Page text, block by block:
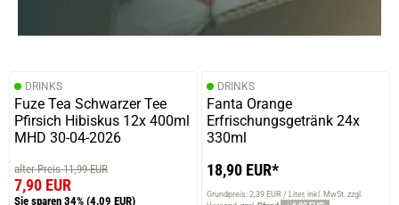
DRINKS
Fuze Tea Schwarzer Tee
Pfirsich Hibiskus 12x 400ml
MHD 30-04-2026
alter Preis 11,99 EUR
7,90 EUR
Sie sparen 34% (4,09 EUR)
DRINKS
Fanta Orange
Erfrischungsgetränk 24x
330ml
18,90 EUR*
Grundpreis: 2,39 EUR / Liter inkl. MwSt. zzgl.